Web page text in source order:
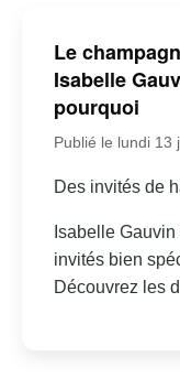
Le
Isabelle
pourquoi
Publié le lundi 13
Des invités de
Isabelle
invités bien
Découvrez les